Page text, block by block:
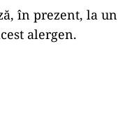
în prezent, la un
alergen.